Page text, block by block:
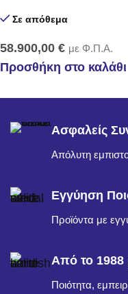
Σε απόθεμα
58.900,00 € με Φ.Π.Α.
Προσθήκη στο καλάθι
Ασφαλείς
Απόλυτη
Εγγύηση
Προϊόντα με
Από το 1988
Ποιότητα,